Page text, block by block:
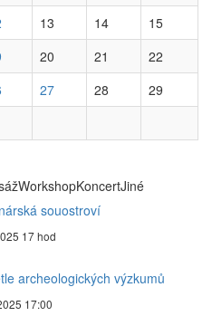
13 14
15
20 21
22
27 28
29
WorkshopKoncertJiné
souostroví
17 hod
archeologických výzkumů
17:00